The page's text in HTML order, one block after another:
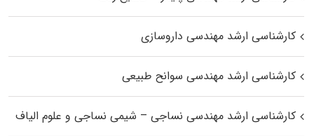
کارشناسی ارشد مهندسی داروسازی
کارشناسی ارشد مهندسی سوانح طبیعی
کارشناسی ارشد مهندسی نساجی – شیمی نساجی و علوم الیاف